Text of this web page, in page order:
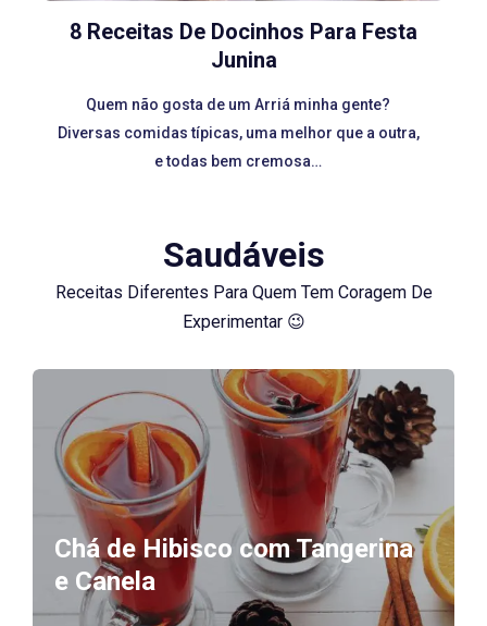
8 Receitas De Docinhos Para Festa
Junina
Quem não gosta de um Arriá minha gente?
Diversas comidas típicas, uma melhor que a outra,
e todas bem cremosa…
Saudáveis
Receitas Diferentes Para Quem Tem Coragem De
Experimentar 😉
Chá de Hibisco com Tangerina
e Canela